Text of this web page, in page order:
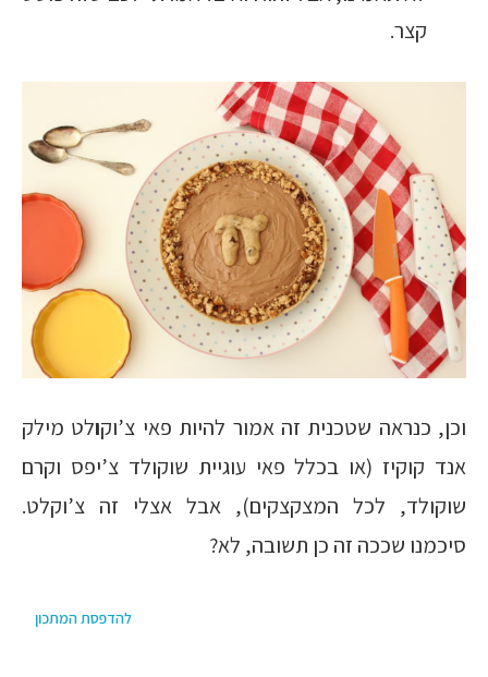
קצר.
וכן, כנראה שטכנית זה אמור להיות פאי צ’וקולט מילק
אנד קוקיז (או בכלל פאי עוגיית שוקולד צ’יפס וקרם
שוקולד, לכל המצקצקים), אבל אצלי זה צ’וקלט.
סיכמנו שככה זה כן תשובה, לא?
להדפסת המתכון